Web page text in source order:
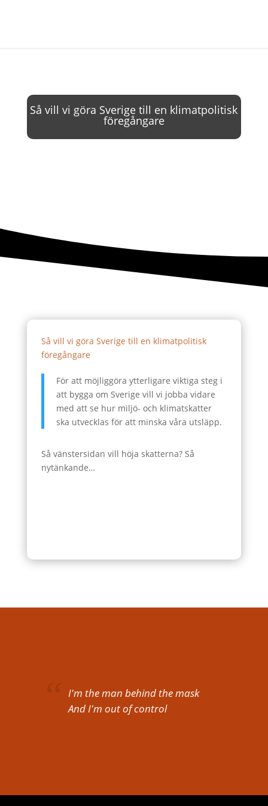
Så vill vi göra Sverige till en klimatpolitisk
föregångare
Så vill vi göra Sverige till en klimatpolitisk
föregångare
För att möjliggöra ytterligare viktiga steg i
att bygga om Sverige vill vi jobba vidare
med att se hur miljö- och klimatskatter
ska utvecklas för att minska våra utsläpp.
Så vänstersidan vill höja skatterna? Så
nytänkande…
I'm the man behind the mask
And I'm out of control